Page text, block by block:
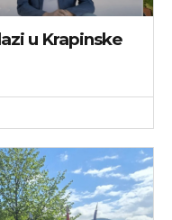
u Krapinske